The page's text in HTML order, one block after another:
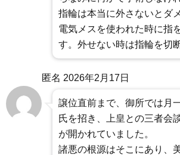
指輪は本当に外さないとダ
電気メスを使われた時に指
す。外せない時は指輪を切
匿名 2026年2月17日
譲位直前まで、御所では月
氏を招き、上皇との三者会
が開かれていました。
諸悪の根源はそこにあり、